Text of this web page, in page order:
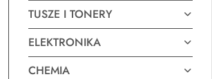
TUSZE I TONERY
ELEKTRONIKA
CHEMIA